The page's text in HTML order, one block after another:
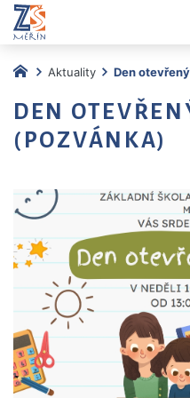
Aktuality Den
DEN
(POZVÁNKA)